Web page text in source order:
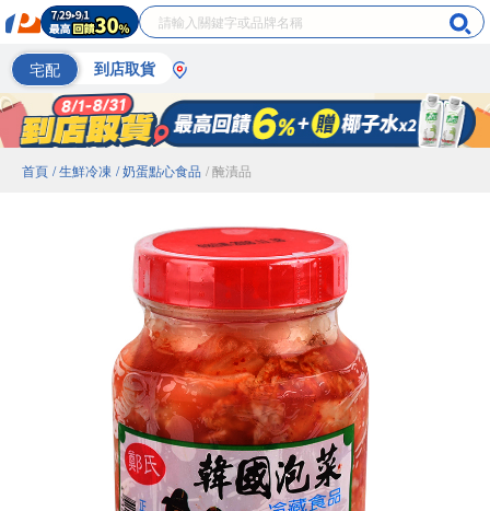
宅配 到店取貨
首頁 / 生鮮冷凍 / 奶蛋點心食品 / 醃漬品